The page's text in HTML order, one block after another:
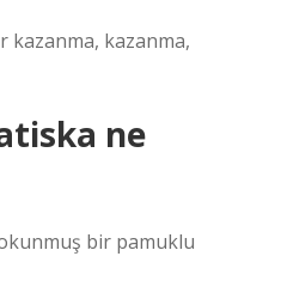
kazanma, kazanma,
ne
bir pamuklu